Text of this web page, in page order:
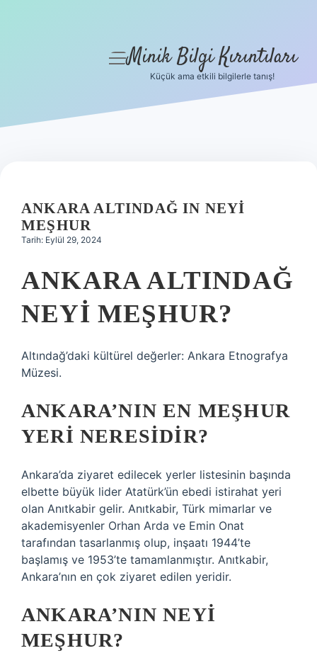
Hakkımızda
menüyü
Minik Bilgi Kırıntıları
Küçük ama etkili bilgilerle tanış!
ANKARA ALTINDAĞ IN NEYI
MEŞHUR
Tarih: Eylül 29, 2024
ANKARA ALTINDAĞ
NEYI MEŞHUR?
Altındağ’daki kültürel değerler: Ankara Etnografya
Müzesi.
ANKARA’NIN EN MEŞHUR
YERI NERESIDIR?
Ankara’da ziyaret edilecek yerler listesinin başında
elbette büyük lider Atatürk’ün ebedi istirahat yeri
olan Anıtkabir gelir. Anıtkabir, Türk mimarlar ve
akademisyenler Orhan Arda ve Emin Onat
tarafından tasarlanmış olup, inşaatı 1944’te
başlamış ve 1953’te tamamlanmıştır. Anıtkabir,
Ankara’nın en çok ziyaret edilen yeridir.
ANKARA’NIN NEYI
MEŞHUR?